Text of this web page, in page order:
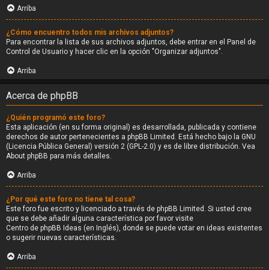
Arriba
¿Cómo encuentro todos mis archivos adjuntos?
Para encontrar la lista de sus archivos adjuntos, debe entrar en el Panel de
Control de Usuario y hacer clic en la opción "Organizar adjuntos".
Arriba
Acerca de phpBB
¿Quién programó este foro?
Esta aplicación (en su forma original) es desarrollada, publicada y contiene
derechos de autor pertenecientes a phpBB Limited . Está hecho bajo la GNU
(Licencia Pública General) versión 2 (GPL-2.0) y es de libre distribución. Vea
About phpBB para más detalles.
Arriba
¿Por qué este foro no tiene tal cosa?
Este foro fue escrito y licenciado a través de phpBB Limited. Si usted cree
que se debe añadir alguna característica por favor visite
Centro de phpBB Ideas (en Inglés), donde se puede votar en ideas existentes
o sugerir nuevas características.
Arriba